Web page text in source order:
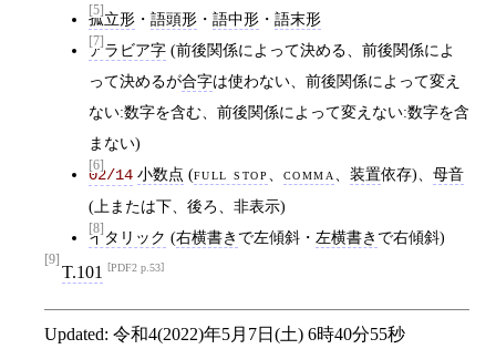
[5]
孤立形 ・ 語頭形 ・ 語中形 ・ 語末形
[7]
アラビア字 (前後関係によって決める、前後関係によ
って決めるが合字は使わない、前後関係によって変え
ない:数字を含む、前後関係によって変えない:数字を含
まない)
[6]
02/14 小数点 (full stop comma 、装置依存)、母音
(上または下、後ろ、非表示)
[8]
イタリック (右横書き で左傾斜・ 左横書き で右傾斜)
[9]
T.101 PDF2 p.53
Updated: 令和4(2022)年5月7日(土) 6時40分55秒